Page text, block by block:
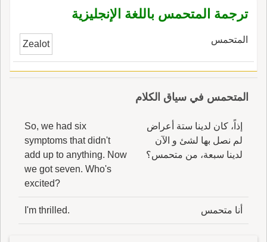
ترجمة المتحمس باللغة الإنجليزية
المتحمس Zealot
المتحمس في سياق الكلام
إذاً، كان لدينا ستة أعراض
لم نصل بها لشئ و الآن
لدينا سبعة، من متحمس؟
So, we had six
symptoms that didn't
add up to anything. Now
we got seven. Who's
excited?
أنا متحمس I'm thrilled.